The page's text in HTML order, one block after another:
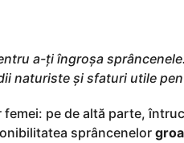
a-ți îngroșa
naturiste și sfaturi utile
pe de altă parte,
sprâncenelor